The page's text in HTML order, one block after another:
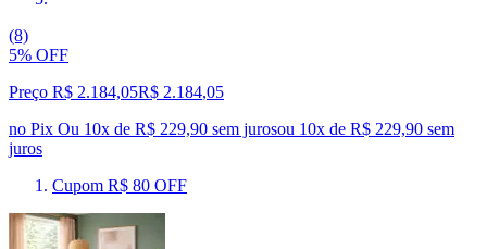
(8)
5% OFF
Preço R$ 2.184,05R$ 2.184,05
no Pix Ou 10x de R$ 229,90 sem jurosou 10x de R$ 229,90 sem
juros
Cupom R$ 80 OFF